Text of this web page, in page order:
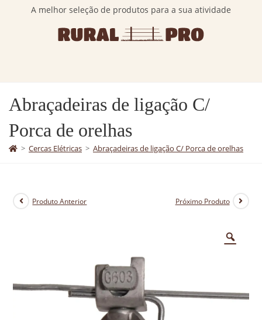
A melhor seleção de produtos para a sua atividade
Abraçadeiras de ligação C/
Porca de orelhas
> Cercas Elétricas > Abraçadeiras de ligação C/ Porca de orelhas
Produto Anterior Próximo Produto